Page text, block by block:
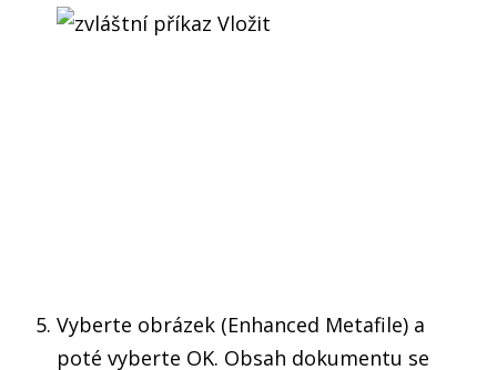
Vyberte obrázek (Enhanced Metafile) a
poté vyberte OK. Obsah dokumentu se